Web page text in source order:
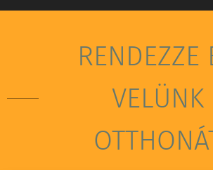
RENDEZZE
VELÜNK